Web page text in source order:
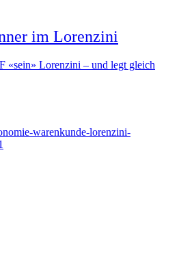
im Lorenzini
«sein» Lorenzini – und legt gleich